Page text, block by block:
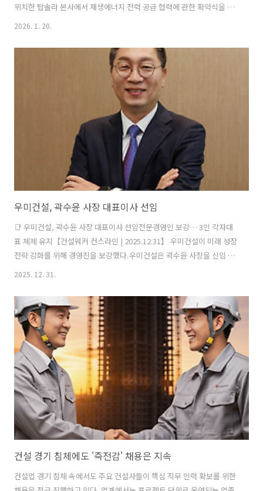
위치한 탑솔라 본사에서 재생에너지 전력 공급 협력에 관한 확약식을 개
최했다고 20일 밝혔다. 이날 행사에는 백상현 현대건설 인프라투자개발
다. 현대건설은 탑솔라가 개발하거나 시공에 참여하는 태양광 발전사업
을 대상으로, 오는 2028년 말까지 단계적으로 전력구매계약(PPA)을 체
결할 계획이다. *PPA(Power Purchase Agreements): 발전사업자와
전력 소비자간 기간을 정해 체결하는 직접 전력 거래 계약 이번 협력을
통해 공급되는 태양광 전력의 총 설비용량은 1.5GW에 달..
2026. 1. 20.
우미건설, 곽수윤 사장 대표이사 선임
📑 우미건설, 곽수윤 사장 대표이사 선임전문경영인 보강… 3인 각자대
표 체제 유지【건설워커 컨스라인 | 2025.12.31】 우미건설이 미래 성장
전략 강화를 위해 경영진을 보강했다.우미건설은 곽수윤 사장을 신임 대
표이사로 선임하고, 기존 대표들과 함께 3인 각자대표 체제를 유지한다
윤 대표가 각자 역할을 분담하는 경영 체제를 이어가게 됐다. 회사 측은
이번 선임이 경영진 교체가 아닌, 전문경영인 영입을 통한 전략적 보강이
라는 점을 강조했다. 곽수윤 신임 대표는 서울대학교 건축학과를 졸업하
고, 1992년 대림산업(현 DL이앤씨)에 입사해 주택건축사업본부장, 경영
혁신본부장 등 주요 보직을 두루 거친 건설 전문가다.지난해 우미건설
고..
2025. 12. 31.
건설 경기 침체에도 '즉전감' 채용은 지속
건설업 경기 침체 속에서도 주요 건설사들이 핵심 직무 인력 확보를 위한